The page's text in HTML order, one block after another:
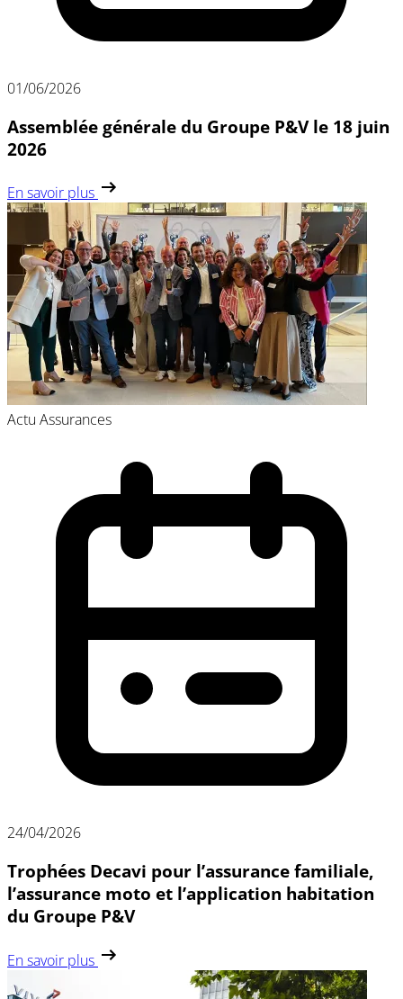
01/06/2026
Assemblée générale du Groupe P&V le 18 juin
2026
En savoir plus
Actu Assurances
24/04/2026
Trophées Decavi pour l’assurance familiale,
l’assurance moto et l’application habitation
du Groupe P&V
En savoir plus